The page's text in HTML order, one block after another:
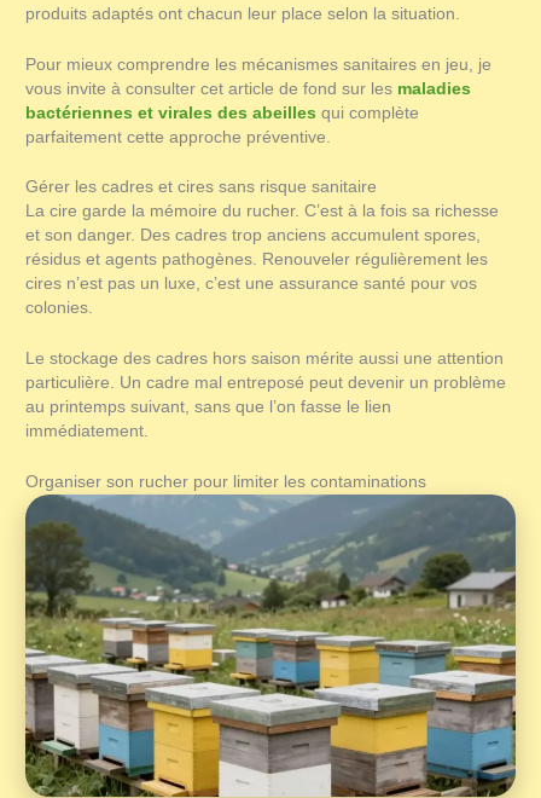
produits adaptés ont chacun leur place selon la situation.
Pour mieux comprendre les mécanismes sanitaires en jeu, je
vous invite à consulter cet article de fond sur les maladies
bactériennes et virales des abeilles qui complète
parfaitement cette approche préventive.
Gérer les cadres et cires sans risque sanitaire
La cire garde la mémoire du rucher. C’est à la fois sa richesse
et son danger. Des cadres trop anciens accumulent spores,
résidus et agents pathogènes. Renouveler régulièrement les
cires n’est pas un luxe, c’est une assurance santé pour vos
colonies.
Le stockage des cadres hors saison mérite aussi une attention
particulière. Un cadre mal entreposé peut devenir un problème
au printemps suivant, sans que l’on fasse le lien
immédiatement.
Organiser son rucher pour limiter les contaminations